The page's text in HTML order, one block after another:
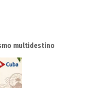
multidestino